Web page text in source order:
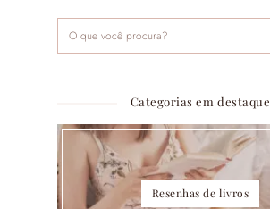
Categorias em destaque
Resenhas de livros